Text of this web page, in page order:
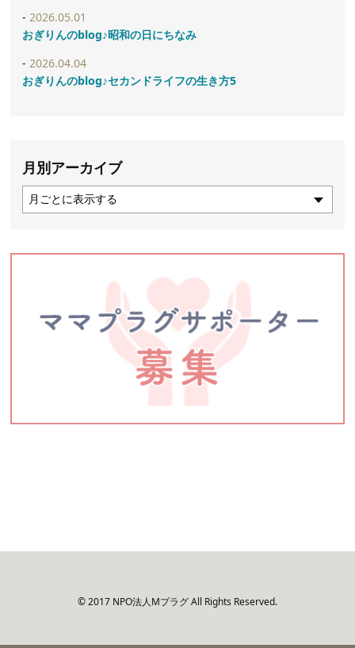
2026.05.01
おぎりんのblog♪昭和の日にちなみ
2026.04.04
おぎりんのblog♪セカンドライフの生き方5
月別アーカイブ
© 2017 NPO法人Mプラグ All Rights Reserved.